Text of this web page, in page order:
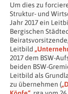
Um dies zu
Struktur- und
Jahr 2017 ein
Bergischen
Leitbild
2017 dem BSW-
beiden BSW-
Leitbild als
zu übernehmen (